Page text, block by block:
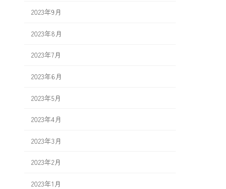
2023年9月
2023年8月
2023年7月
2023年6月
2023年5月
2023年4月
2023年3月
2023年2月
2023年1月